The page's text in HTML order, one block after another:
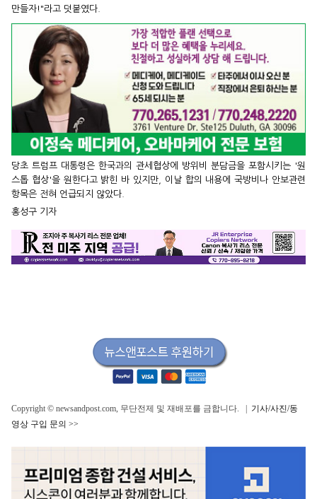
만들자!"라고 덧붙였다.
당초 트럼프 대통령은 한국과의 관세협상에 방위비 분담금을 포함시키는 '원
스톱 협상'을 원한다고 밝힌 바 있지만, 이날 합의 내용에 국방비나 안보관련
항목은 전혀 언급되지 않았다.
홍성구 기자
Copyright © newsandpost.com, 무단전제 및 재배포를 금합니다. | 기사/사진/동
영상 구입 문의 >>